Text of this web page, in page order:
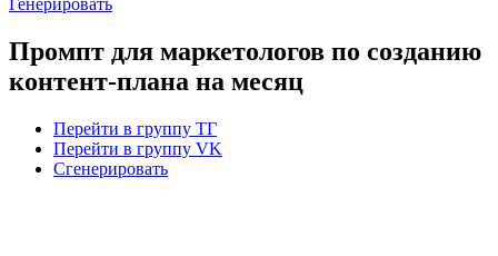
Генерировать
Промпт для маркетологов по созданию
контент-плана на месяц
Перейти в группу ТГ
Перейти в группу VK
Сгенерировать